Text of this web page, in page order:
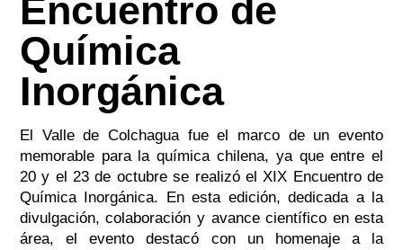
Encuentro de
Química
Inorgánica
El Valle de Colchagua fue el marco de un evento
memorable para la química chilena, ya que entre el
20 y el 23 de octubre se realizó el XIX Encuentro de
Química Inorgánica. En esta edición, dedicada a la
divulgación, colaboración y avance científico en esta
área, el evento destacó con un homenaje a la